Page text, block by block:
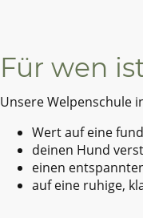
Für wen
Unsere Welpenschule
Wert auf eine
deinen Hund
einen
auf eine ruhige,